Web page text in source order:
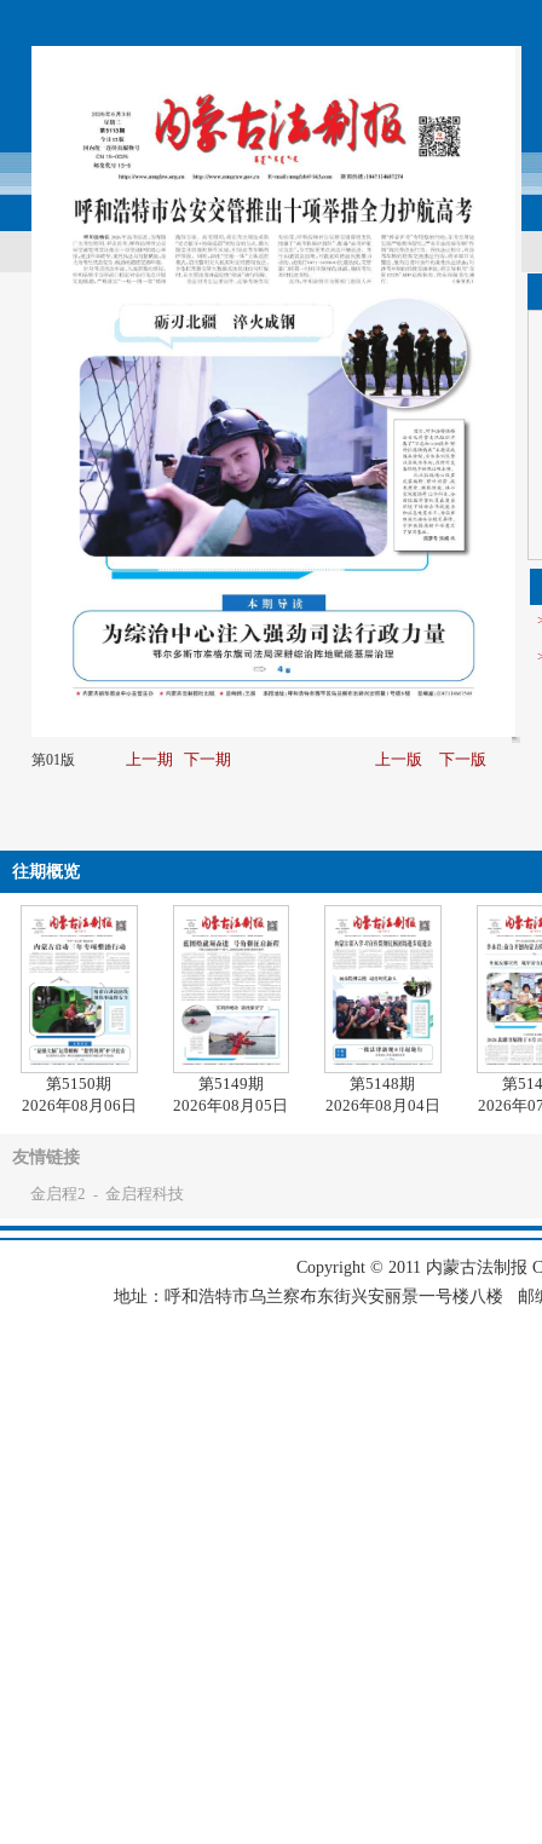
第01版 上一期 下一期 上一版 下一版
往期概览
第5150期
2026年08月06日
第5149期
2026年08月05日
第5148期
2026年08月04日
第
2026年
友情链接
金启程2 - 金启程科技
Copyright © 2011 内蒙古法制报
地址：呼和浩特市乌兰察布东街兴安丽景一号楼八楼 邮